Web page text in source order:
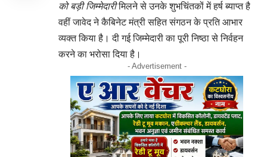
को बड़ी जिम्मेदारीमिलने से उनके शुभचिंतकों में हर्ष ब्याप्त है
वहीं जावेद ने कैबिनेट मंत्री सहित संगठन के प्रति आभार
व्यक्त किया है। दी गई जिम्मेदारी का पूरी निष्ठा से निर्वहन
करने का भरोसा दिया है।
- Advertisement -